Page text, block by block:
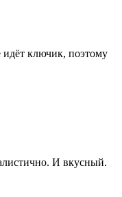
ключик, поэтому
И вкусный.